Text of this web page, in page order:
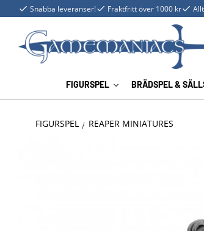
Snabba leveranser! Fraktfritt över 1000 kr
FIGURSPEL BRÄDSPEL &
FIGURSPEL REAPER MINIATURES